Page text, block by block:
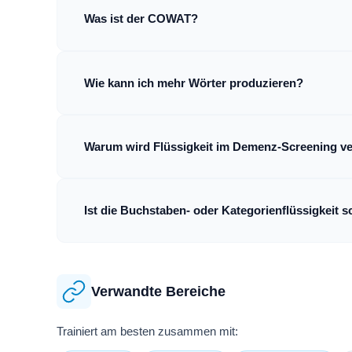
Was ist der COWAT?
Wie kann ich mehr Wörter produzieren?
Warum wird Flüssigkeit im Demenz-Screening
Ist die Buchstaben- oder Kategorienflüssigkeit
Verwandte Bereiche
Trainiert am besten zusammen mit: